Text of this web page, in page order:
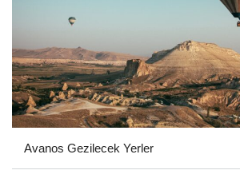
Avanos Gezilecek Yerler